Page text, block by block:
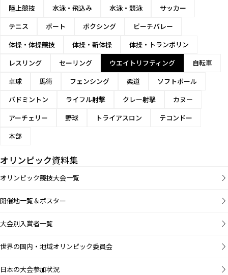
陸上競技 水泳・飛込み 水泳・競泳
サッカー
テニス
ボート ボクシング
ビーチバレー
体操・体操競技
体操・新体操
体操・トランポリン
レスリング
セーリング ウエイトリフティング
自転車
卓球
馬術 フェンシング 柔道
ソフトボール
バドミントン
ライフル射撃 クレー射撃
カヌー
アーチェリー
野球 トライアスロン
テコンドー
本部
オリンピック資料集
オリンピック競技大会一覧
開催地一覧＆ポスター
大会別入賞者一覧
世界の国内・地域オリンピック委員会
日本の大会参加状況